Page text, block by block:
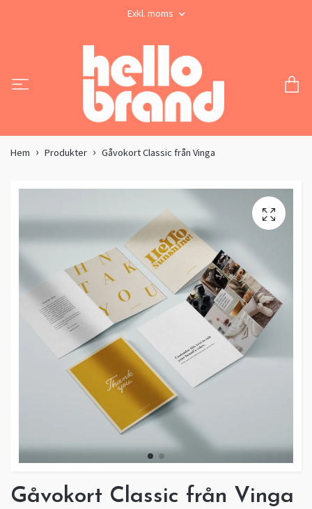
Exkl. moms
Hem Produkter Gåvokort Classic från Vinga
Gåvokort Classic från Vinga